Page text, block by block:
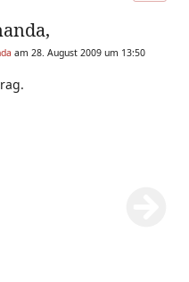
am 28. August 2009 um 13:50